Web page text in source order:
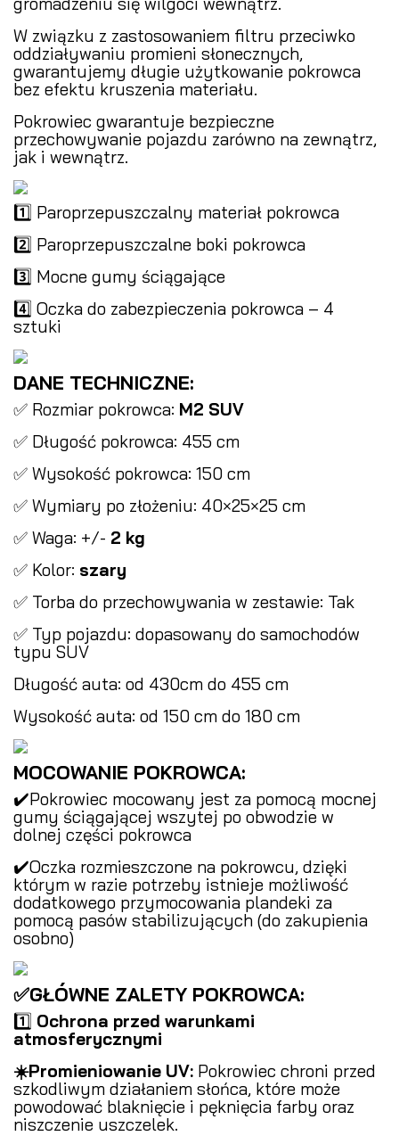
W związku z zastosowaniem filtru przeciwko
oddziaływaniu promieni słonecznych,
gwarantujemy długie użytkowanie pokrowca
bez efektu kruszenia materiału.
Pokrowiec gwarantuje bezpieczne
przechowywanie pojazdu zarówno na zewnątrz,
jak i wewnątrz.
1️⃣ Paroprzepuszczalny materiał pokrowca
2️⃣ Paroprzepuszczalne boki pokrowca
3️⃣ Mocne gumy ściągające
4️⃣ Oczka do zabezpieczenia pokrowca – 4
sztuki
DANE TECHNICZNE:
✅ Rozmiar pokrowca: M2 SUV
✅ Długość pokrowca: 455 cm
✅ Wysokość pokrowca: 150 cm
✅ Wymiary po złożeniu: 40×25×25 cm
✅ Waga: +/- 2 kg
✅ Kolor: szary
✅ Torba do przechowywania w zestawie: Tak
✅ Typ pojazdu: dopasowany do samochodów
typu SUV
Długość auta: od 430cm do 455 cm
Wysokość auta: od 150 cm do 180 cm
MOCOWANIE POKROWCA:
✔️Pokrowiec mocowany jest za pomocą mocnej
gumy ściągającej wszytej po obwodzie w
dolnej części pokrowca
✔️Oczka rozmieszczone na pokrowcu, dzięki
którym w razie potrzeby istnieje możliwość
dodatkowego przymocowania plandeki za
pomocą pasów stabilizujących (do zakupienia
osobno)
✅GŁÓWNE ZALETY POKROWCA:
1️⃣ Ochrona przed warunkami
atmosferycznymi
☀️Promieniowanie UV: Pokrowiec chroni przed
szkodliwym działaniem słońca, które może
powodować blaknięcie i pęknięcia farby oraz
niszczenie uszczelek.